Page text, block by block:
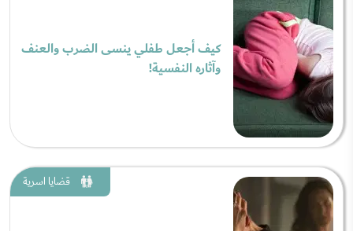
كيف أجعل طفلي ينسى الضرب والعنف
وآثاره النفسية!
قضايا اسرية